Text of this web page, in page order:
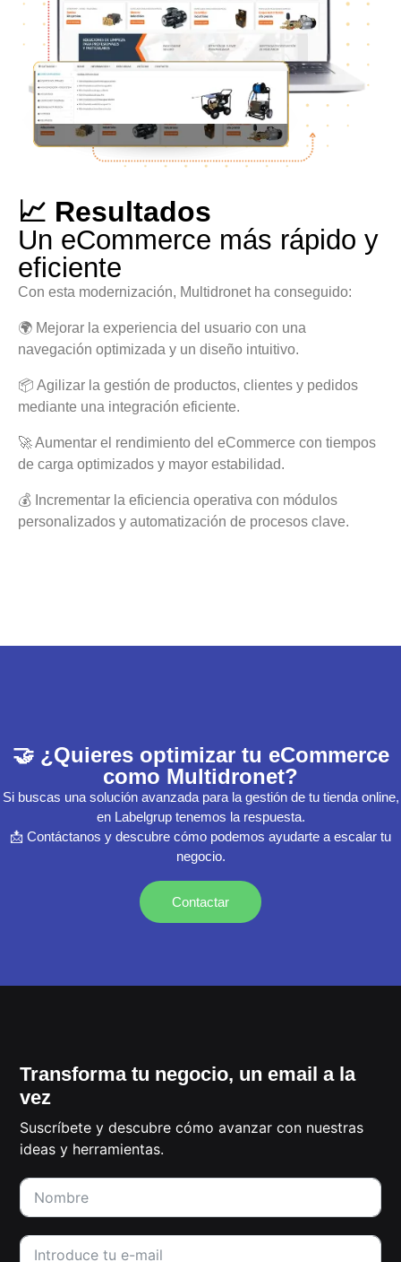
📈 Resultados
Un eCommerce más rápido y
eficiente
Con esta modernización, Multidronet ha conseguido:
🌍 Mejorar la experiencia del usuario con una
navegación optimizada y un diseño intuitivo.
📦 Agilizar la gestión de productos, clientes y pedidos
mediante una integración eficiente.
🚀 Aumentar el rendimiento del eCommerce con tiempos
de carga optimizados y mayor estabilidad.
💰 Incrementar la eficiencia operativa con módulos
personalizados y automatización de procesos clave.
🤝 ¿Quieres optimizar tu eCommerce
como Multidronet?
Si buscas una solución avanzada para la gestión de tu tienda online,
en Labelgrup tenemos la respuesta.
📩 Contáctanos y descubre cómo podemos ayudarte a escalar tu
negocio.
Contactar
Transforma tu negocio, un email a la
vez
Suscríbete y descubre cómo avanzar con nuestras
ideas y herramientas.